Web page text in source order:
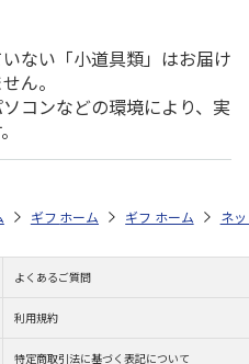
ない「小道具類」はお届け
ん。
コンなどの環境により、実
ギフト特集 2026 日用品 ＜お中
お中元・夏ギフト特集 2026
ギフトストア お中元・夏ギフト
ホーム ギフトストア お
ホーム ネ
よくあるご質問
利用規約
特定商取引法に基づく表記について